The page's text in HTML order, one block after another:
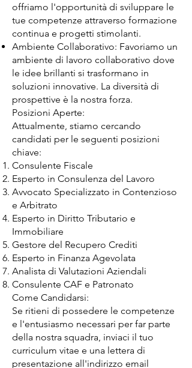
offriamo l'opportunità di sviluppare le
tue competenze attraverso formazione
continua e progetti stimolanti.
Ambiente Collaborativo: Favoriamo un
ambiente di lavoro collaborativo dove
le idee brillanti si trasformano in
soluzioni innovative. La diversità di
prospettive è la nostra forza.
Posizioni Aperte:
Attualmente, stiamo cercando
candidati per le seguenti posizioni
chiave:
Consulente Fiscale
Esperto in Consulenza del Lavoro
Avvocato Specializzato in Contenzioso
e Arbitrato
Esperto in Diritto Tributario e
Immobiliare
Gestore del Recupero Crediti
Esperto in Finanza Agevolata
Analista di Valutazioni Aziendali
Consulente CAF e Patronato
Come Candidarsi:
Se ritieni di possedere le competenze
e l'entusiasmo necessari per far parte
della nostra squadra, inviaci il tuo
curriculum vitae e una lettera di
presentazione all'indirizzo email